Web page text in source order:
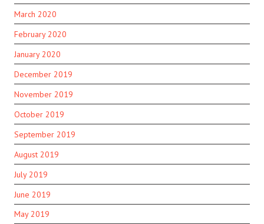
March 2020
February 2020
January 2020
December 2019
November 2019
October 2019
September 2019
August 2019
July 2019
June 2019
May 2019